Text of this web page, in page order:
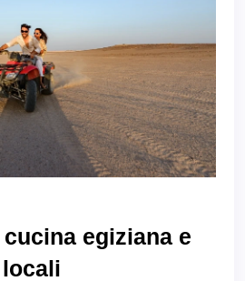
egiziana e